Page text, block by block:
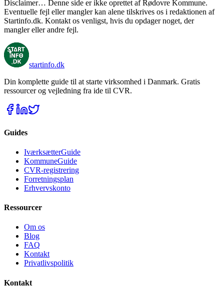
Disclaimer… Denne side er ikke oprettet af Rødovre Kommune.
Eventuelle fejl eller mangler kan alene tilskrives os i redaktionen af
Startinfo.dk. Kontakt os venligst, hvis du opdager noget, der
mangler eller andre fejl.
startinfo.dk
Din komplette guide til at starte virksomhed i Danmark. Gratis
ressourcer og vejledning fra ide til CVR.
Guides
IværksætterGuide
KommuneGuide
CVR-registrering
Forretningsplan
Erhvervskonto
Ressourcer
Om os
Blog
FAQ
Kontakt
Privatlivspolitik
Kontakt